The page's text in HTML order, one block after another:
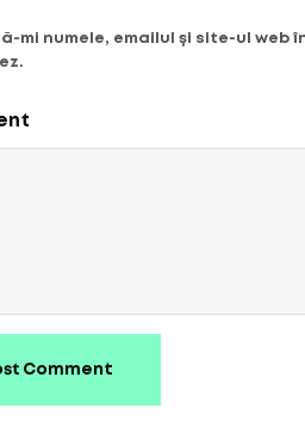
mi numele, emailul și site-ul
Comment